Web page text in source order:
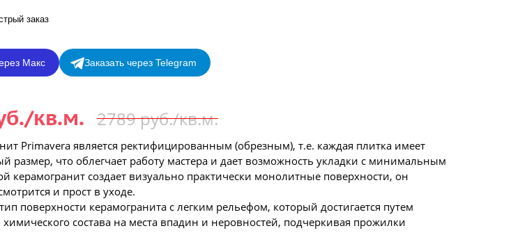
заказ
Макс Заказать через Telegram
кв.м. 2789 руб./кв.м.
Primavera является ректифицированным (обрезным), т.е. каждая плитка имеет
размер, что облегчает работу мастера и дает возможность укладки с минимальным
керамогранит создает визуально практически монолитные поверхности, он
и прост в уходе.
поверхности керамогранита с легким рельефом, который достигается путем
химического состава на места впадин и неровностей, подчеркивая прожилки